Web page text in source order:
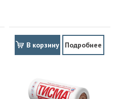
В корзину Подробнее